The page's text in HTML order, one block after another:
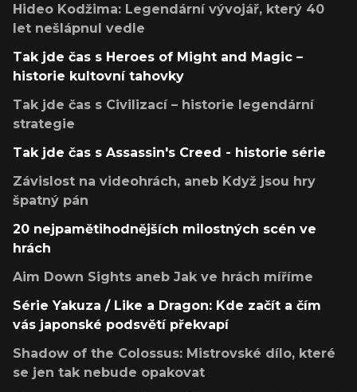
Hideo Kodžima: Legendární vývojář, který 40
let nešlápnul vedle
Tak jde čas s Heroes of Might and Magic –
historie kultovní tahovky
Tak jde čas s Civilizací – historie legendární
strategie
Tak jde čas s Assassin's Creed - historie série
Závislost na videohrách, aneb Když jsou hry
špatný pán
20 nejpamětihodnějších milostných scén ve
hrách
Aim Down Sights aneb Jak ve hrách míříme
Série Yakuza / Like a Dragon: Kde začít a čím
vás japonské podsvětí překvapí
Shadow of the Colossus: Mistrovské dílo, které
se jen tak nebude opakovat